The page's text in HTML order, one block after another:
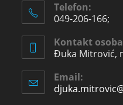
Telefon:
049-206-166;
Kontakt
Đuka Mitrović,
Email: